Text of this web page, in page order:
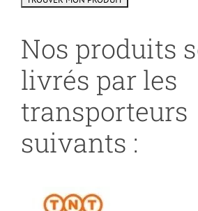
Nos produits
livrés par les
transporteurs
suivants :